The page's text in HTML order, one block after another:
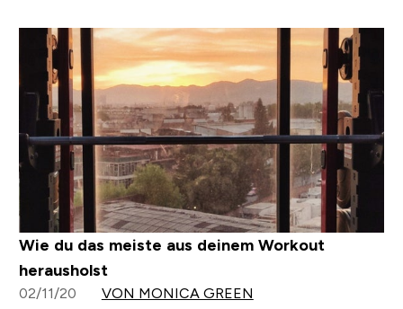
Wie du das meiste aus deinem Workout
herausholst
02/11/20 VON MONICA GREEN